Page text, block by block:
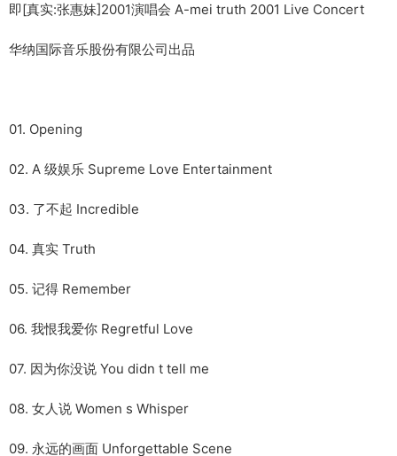
即[真实:张惠妹]2001演唱会 A-mei truth 2001 Live Concert
华纳国际音乐股份有限公司出品
01. Opening
02. A 级娱乐 Supreme Love Entertainment
03. 了不起 Incredible
04. 真实 Truth
05. 记得 Remember
06. 我恨我爱你 Regretful Love
07. 因为你没说 You didn t tell me
08. 女人说 Women s Whisper
09. 永远的画面 Unforgettable Scene